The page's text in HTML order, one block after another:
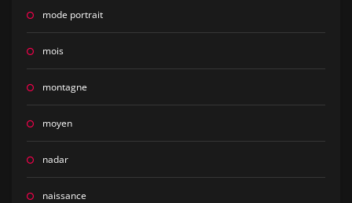
mode portrait
mois
montagne
moyen
nadar
naissance